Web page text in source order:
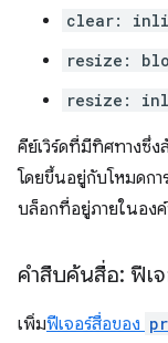
clear:
resize:
resize:
คีย์เวิร์ดที่มีทิศทางซึ่
โดยขึ้นอยู่กับโหมดกา
บล็อกที่อยู่ภายในอง
คำสืบค้นสื่อ: ฟีเ
เพิ่มฟีเจอร์สื่อของ